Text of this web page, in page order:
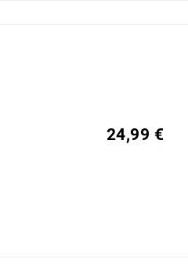
24,99 €